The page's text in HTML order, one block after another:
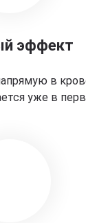
эффект
в
уже в